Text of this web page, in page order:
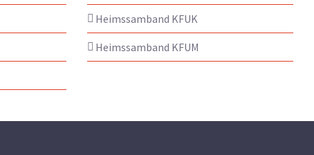
Heimssamband KFUK
Heimssamband KFUM